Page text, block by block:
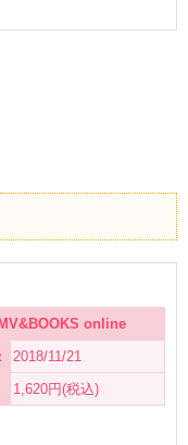
online
2018/11/21
1,620円(税込)